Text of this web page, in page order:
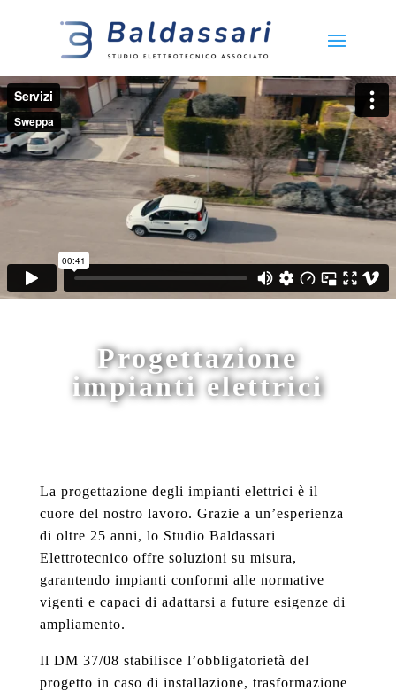
Progettazione
impianti elettrici
La progettazione degli impianti elettrici è il
cuore del nostro lavoro. Grazie a un’esperienza
di oltre 25 anni, lo Studio Baldassari
Elettrotecnico offre soluzioni su misura,
garantendo impianti conformi alle normative
vigenti e capaci di adattarsi a future esigenze di
ampliamento.
Il DM 37/08 stabilisce l’obbligatorietà del
progetto in caso di installazione, trasformazione